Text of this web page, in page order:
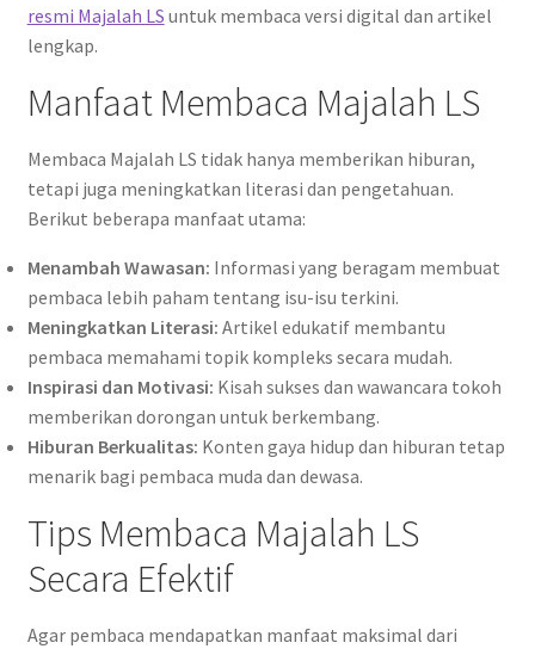
resmi Majalah LS untuk membaca versi digital dan artikel
lengkap.
Manfaat Membaca Majalah LS
Membaca Majalah LS tidak hanya memberikan hiburan,
tetapi juga meningkatkan literasi dan pengetahuan.
Berikut beberapa manfaat utama:
Menambah Wawasan: Informasi yang beragam membuat
pembaca lebih paham tentang isu-isu terkini.
Meningkatkan Literasi: Artikel edukatif membantu
pembaca memahami topik kompleks secara mudah.
Inspirasi dan Motivasi: Kisah sukses dan wawancara tokoh
memberikan dorongan untuk berkembang.
Hiburan Berkualitas: Konten gaya hidup dan hiburan tetap
menarik bagi pembaca muda dan dewasa.
Tips Membaca Majalah LS
Secara Efektif
Agar pembaca mendapatkan manfaat maksimal dari